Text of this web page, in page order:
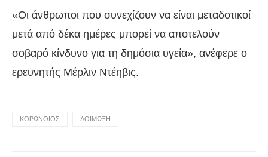
«Οι άνθρωποι που συνεχίζουν να είναι μεταδοτικοί
μετά από δέκα ημέρες μπορεί να αποτελούν
σοβαρό κίνδυνο για τη δημόσια υγεία», ανέφερε ο
ερευνητής Μέρλιν Ντέηβις.
ΚΟΡΩΝΟΙΟΣ ΛΟΙΜΩΞΗ